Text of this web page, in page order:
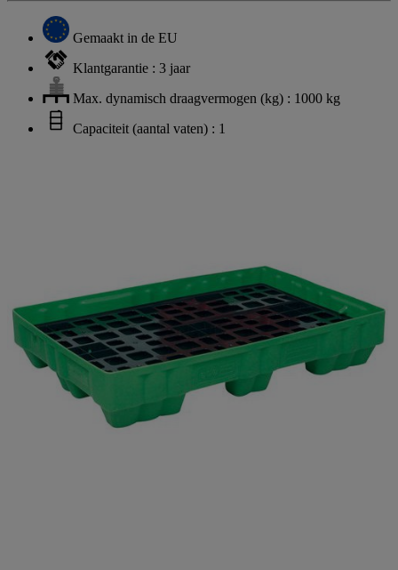
Gemaakt in de EU
Klantgarantie : 3 jaar
Max. dynamisch draagvermogen (kg) : 1000 kg
Capaciteit (aantal vaten) : 1